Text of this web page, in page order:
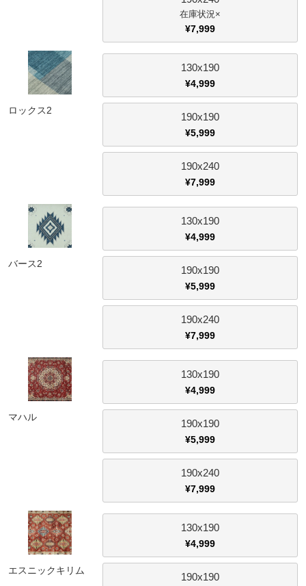
×
¥7,999
ロックス2
130x190
¥4,999
190x190
¥5,999
190x240
¥7,999
バース2
130x190
¥4,999
190x190
¥5,999
190x240
¥7,999
マハル
130x190
¥4,999
190x190
¥5,999
190x240
¥7,999
エスニックキリム
130x190
¥4,999
190x190